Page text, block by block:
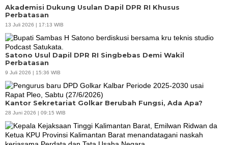
Akademisi Dukung Usulan Dapil DPR RI Khusus
Perbatasan
13 Juli 2026 | 17:13 WIB
Satono Usul Dapil DPR RI Singbebas Demi Wakil
Perbatasan
9 Juli 2026 | 15:36 WIB
Kantor Sekretariat Golkar Berubah Fungsi, Ada Apa?
28 Juni 2026 | 09:15 WIB